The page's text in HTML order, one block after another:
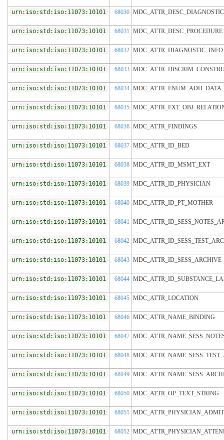
urn:iso:std:iso:11073:10101 68030 MDC_ATTR_DESC_DIAGNOSTIC
urn:iso:std:iso:11073:10101 68031 MDC_ATTR_DESC_PROCEDURE
urn:iso:std:iso:11073:10101 68032 MDC_ATTR_DIAGNOSTIC_INFO
urn:iso:std:iso:11073:10101 68033
urn:iso:std:iso:11073:10101 68034 MDC_ATTR_ENUM_ADD_DATA
urn:iso:std:iso:11073:10101 68035
urn:iso:std:iso:11073:10101 68036 MDC_ATTR_FINDINGS
urn:iso:std:iso:11073:10101 68037 MDC_ATTR_ID_BED
urn:iso:std:iso:11073:10101 68038 MDC_ATTR_ID_MSMT_EXT
urn:iso:std:iso:11073:10101 68039 MDC_ATTR_ID_PHYSICIAN
urn:iso:std:iso:11073:10101 68040 MDC_ATTR_ID_PT_MOTHER
urn:iso:std:iso:11073:10101 68041
urn:iso:std:iso:11073:10101 68042
urn:iso:std:iso:11073:10101 68043 MDC_ATTR_ID_SESS_ARCHIVE
urn:iso:std:iso:11073:10101 68044
urn:iso:std:iso:11073:10101 68045 MDC_ATTR_LOCATION
urn:iso:std:iso:11073:10101 68046 MDC_ATTR_NAME_BINDING
urn:iso:std:iso:11073:10101 68047
urn:iso:std:iso:11073:10101 68048
urn:iso:std:iso:11073:10101 68049
urn:iso:std:iso:11073:10101 68050 MDC_ATTR_OP_TEXT_STRING
urn:iso:std:iso:11073:10101 68051 MDC_ATTR_PHYSICIAN_ADMIT
urn:iso:std:iso:11073:10101 68052